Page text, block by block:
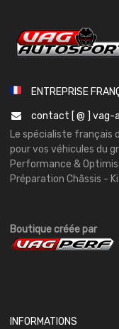
ENTREPRISE
contact [ @ ]
Le spécialiste français
pour vos véhicules du
Performance &
Préparation Châssis -
Boutique créée par
INFORMATIONS